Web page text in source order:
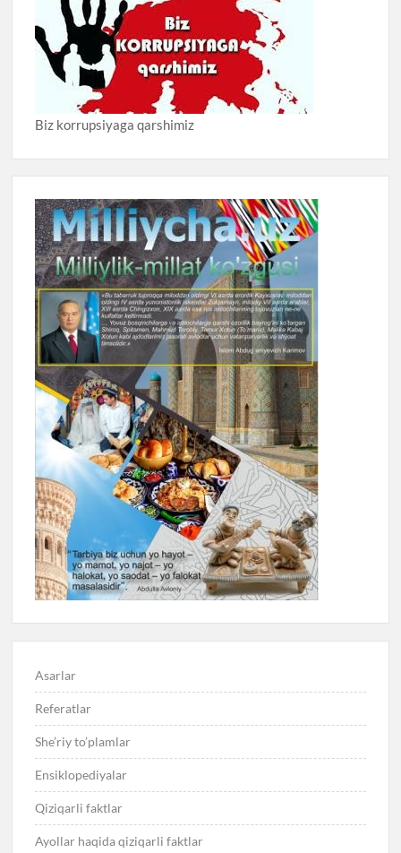
Biz korrupsiyaga qarshimiz
Asarlar
Referatlar
She’riy to’plamlar
Ensiklopediyalar
Qiziqarli faktlar
Ayollar haqida qiziqarli faktlar